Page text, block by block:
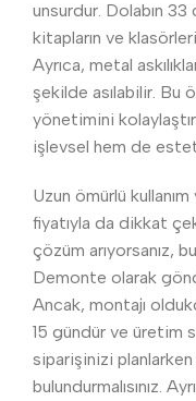
unsurdur. Dolabın
kitapların ve
Ayrıca, metal
şekilde asılabilir. Bu
yönetimini
işlevsel hem de
Uzun ömürlü
fiyatıyla da dikkat
çözüm arıyorsanız,
Demonte olarak
Ancak, montajı
15 gündür ve üretim
siparişinizi
bulundurmalısınız.